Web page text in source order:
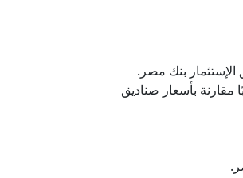
أكثر صناديق الاستثمار طلبًا مقارنة بأسعار صناديق